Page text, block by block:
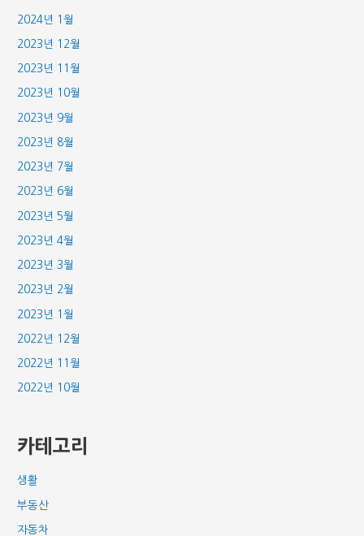
2024년 1월
2023년 12월
2023년 11월
2023년 10월
2023년 9월
2023년 8월
2023년 7월
2023년 6월
2023년 5월
2023년 4월
2023년 3월
2023년 2월
2023년 1월
2022년 12월
2022년 11월
2022년 10월
카테고리
생활
부동산
자동차